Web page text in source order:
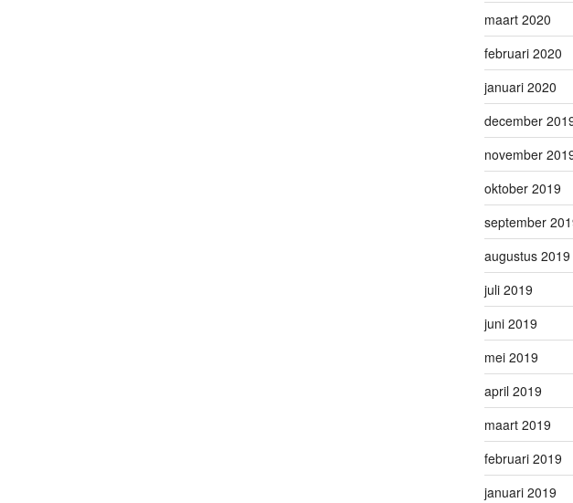
maart 2020
februari 2020
januari 2020
december
november
oktober 2019
september
augustus 2019
juli 2019
juni 2019
mei 2019
april 2019
maart 2019
februari 2019
januari 2019